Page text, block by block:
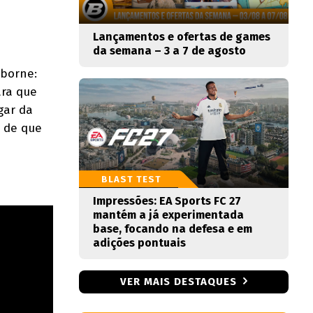
que
da
que
Lançamentos e ofertas de games
da semana – 3 a 7 de agosto
BLAST TEST
Impressões: EA Sports FC 27
mantém a já experimentada
base, focando na defesa e em
adições pontuais
VER MAIS DESTAQUES